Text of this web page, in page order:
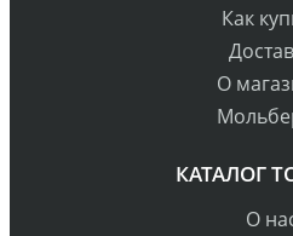
Как
О
КАТАЛОГ
О